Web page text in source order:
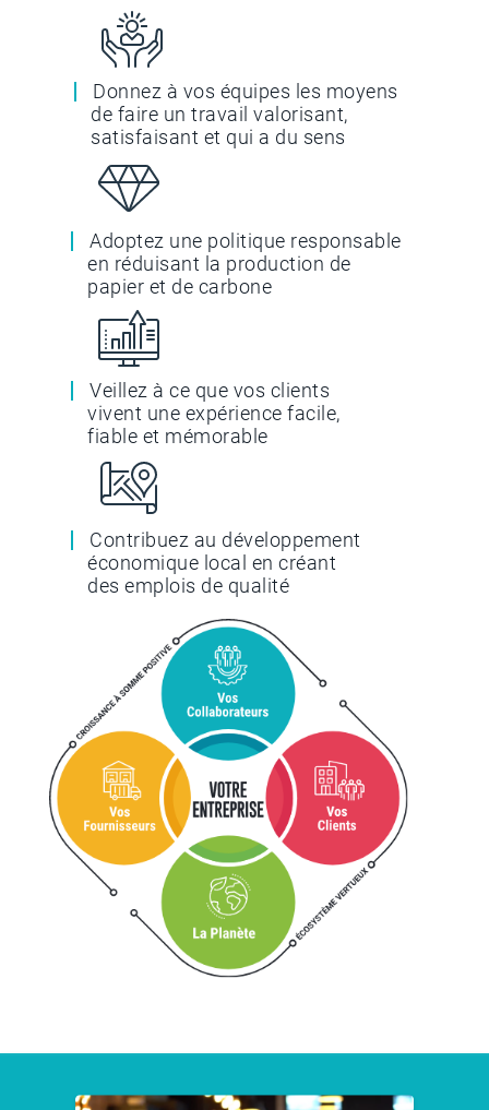
Donnez à vos équipes les moyens
de faire un travail valorisant,
satisfaisant et qui a du sens
Adoptez une politique responsable
en réduisant la production de
papier et de carbone
Veillez à ce que vos clients
vivent une expérience facile,
fiable et mémorable
Contribuez au développement
économique local en créant
des emplois de qualité